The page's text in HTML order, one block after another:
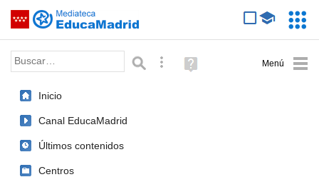
Saltar navegación
Palabra o frase: Búsqueda avanzada
Ayuda
(en
Inicio
Canal EducaMadrid
Últimos contenidos
Centros